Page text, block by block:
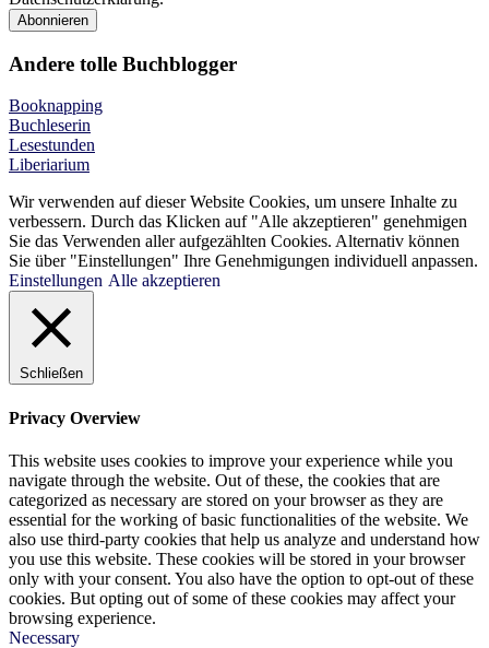
Andere tolle Buchblogger
Booknapping
Buchleserin
Lesestunden
Liberiarium
Wir verwenden auf dieser Website Cookies, um unsere Inhalte zu
verbessern. Durch das Klicken auf "Alle akzeptieren" genehmigen
Sie das Verwenden aller aufgezählten Cookies. Alternativ können
Sie über "Einstellungen" Ihre Genehmigungen individuell anpassen.
Einstellungen Alle akzeptieren
Schließen
Privacy Overview
This website uses cookies to improve your experience while you
navigate through the website. Out of these, the cookies that are
categorized as necessary are stored on your browser as they are
essential for the working of basic functionalities of the website. We
also use third-party cookies that help us analyze and understand how
you use this website. These cookies will be stored in your browser
only with your consent. You also have the option to opt-out of these
cookies. But opting out of some of these cookies may affect your
browsing experience.
Necessary